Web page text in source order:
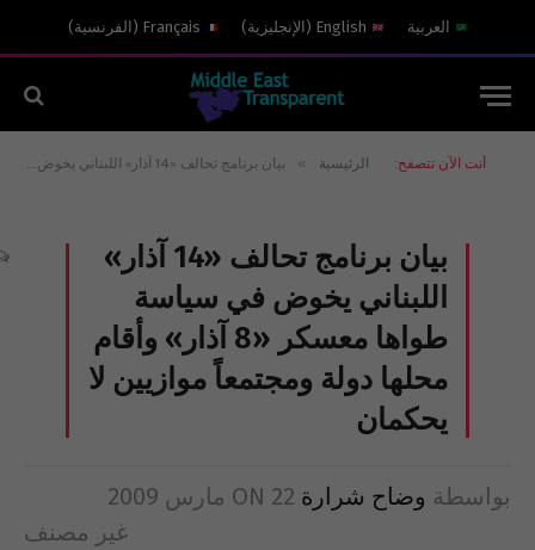
العربية English
( الإنجليزية)
Français
( الفرنسية)
أنت الآن تتصفح: الرئيسية » بيان برنامج تحالف «14 آذار» اللبناني يخوض في سياسة طواها معسكر «8 آذار» وأقام محلها دولة ومجتمعاً موازيين لا يحكمان
بيان برنامج تحالف «14 آذار»
اللبناني يخوض في سياسة
طواها معسكر «8 آذار» وأقام
محلها دولة ومجتمعاً موازيين لا
يحكمان
بواسطة وضاح شرارة ON 22 مارس 2009
غير مصنف